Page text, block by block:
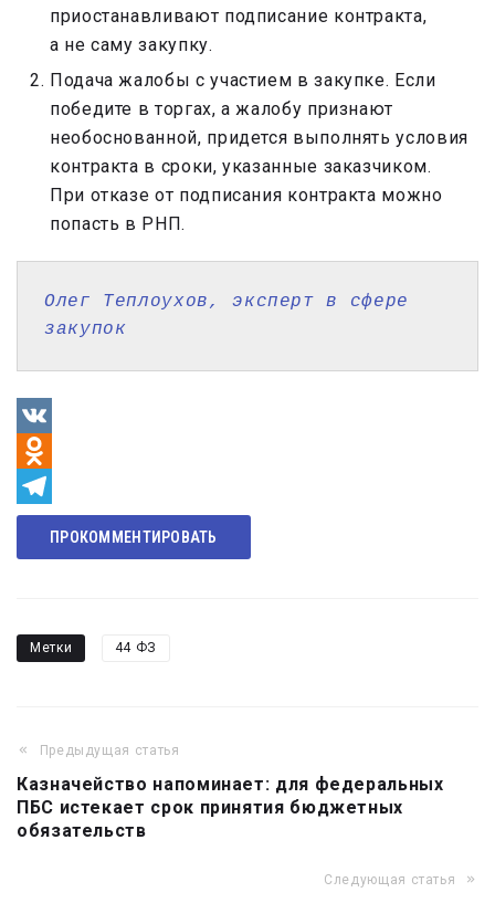
приостанавливают подписание контракта,
а не саму закупку.
Подача жалобы с участием в закупке. Если
победите в торгах, а жалобу признают
необоснованной, придется выполнять условия
контракта в сроки, указанные заказчиком.
При отказе от подписания контракта можно
попасть в РНП.
Олег Теплоухов, эксперт в сфере
закупок
VK
Odnoklassniki
Telegram
ПРОКОММЕНТИРОВАТЬ
Метки 44 ФЗ
Навигация
по
записям
Предыдущая статья
Казначейство напоминает: для федеральных
ПБС истекает срок принятия бюджетных
обязательств
Следующая статья